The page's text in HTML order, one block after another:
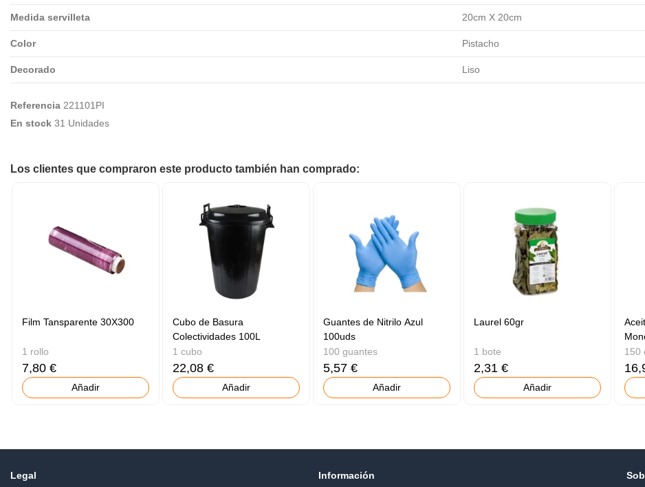
Medida servilleta 20cm X 20cm
Color Pistacho
Decorado Liso
Referencia 221101PI
En stock 31 Unidades
Los clientes que compraron este producto también han comprado:
Film Tansparente 30X300
1 rollo
7,80 €
Añadir
Cubo de Basura
Colectividades 100L
1 cubo
22,08 €
Añadir
Guantes de Nitrilo Azul
100uds
100 guantes
5,57 €
Añadir
Laurel 60gr
1 bote
2,31 €
Añadir
150
Legal Información